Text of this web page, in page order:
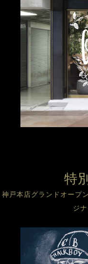
特
神戸本店グランドオープ
ジ